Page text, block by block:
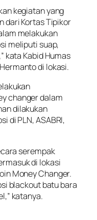
kegiatan yang
dari Kortas Tipikor
melakukan
meliputi suap,
kata Kabid Humas
di lokasi.
changer dalam
dilakukan
di PLN, ASABRI,
serempak
di lokasi
Money Changer.
blackout batu bara
katanya.